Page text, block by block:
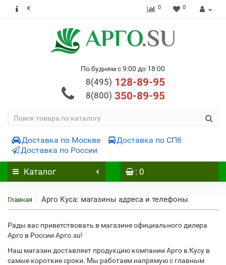
0 0
По будням с 9:00 до 18:00
8(495) 128-89-95
8(800) 350-89-95
Доставка по Москве
Доставка по СПб
Доставка по России
Каталог : 0
Главная Арго Куса: магазины адреса и телефоны
Рады вас приветствовать в магазине официального дилера
Арго в России Арго.su!
Наш магазин доставляет продукцию компании Арго в Кусу в
самые короткие сроки. Мы работаем напрямую с главным